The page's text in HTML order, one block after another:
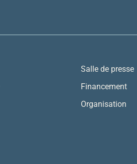
Salle de presse
Financement
Organisation